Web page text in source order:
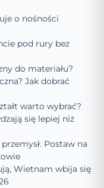
o nośności
pod rury bez
do materiału?
Jak dobrać
warto wybrać?
się lepiej niż
Postaw na
Wietnam wbija się